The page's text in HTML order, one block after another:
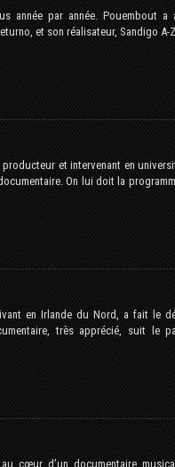
année par année. Pouembout
et son réalisateur, Sandigo A-
et intervenant en
On lui doit la
en Irlande du Nord, a fait le
très apprécié, suit le
cœur d’un documentaire